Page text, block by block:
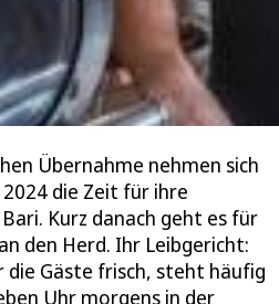
Übernahme nehmen sich
die Zeit für ihre
Kurz danach geht es für
den Herd. Ihr Leibgericht:
die Gäste frisch, steht häufig
Uhr morgens in der